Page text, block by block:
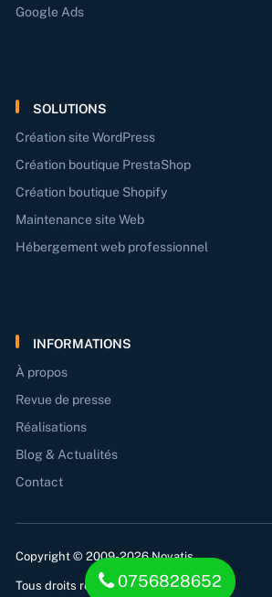
Google Ads
SOLUTIONS
Création site WordPress
Création boutique PrestaShop
Création boutique Shopify
Maintenance site Web
Hébergement web professionnel
INFORMATIONS
À propos
Revue de presse
Réalisations
Blog & Actualités
Contact
Copyright © 2009-2026 Novatis.
Tous droits réservés.0756828652